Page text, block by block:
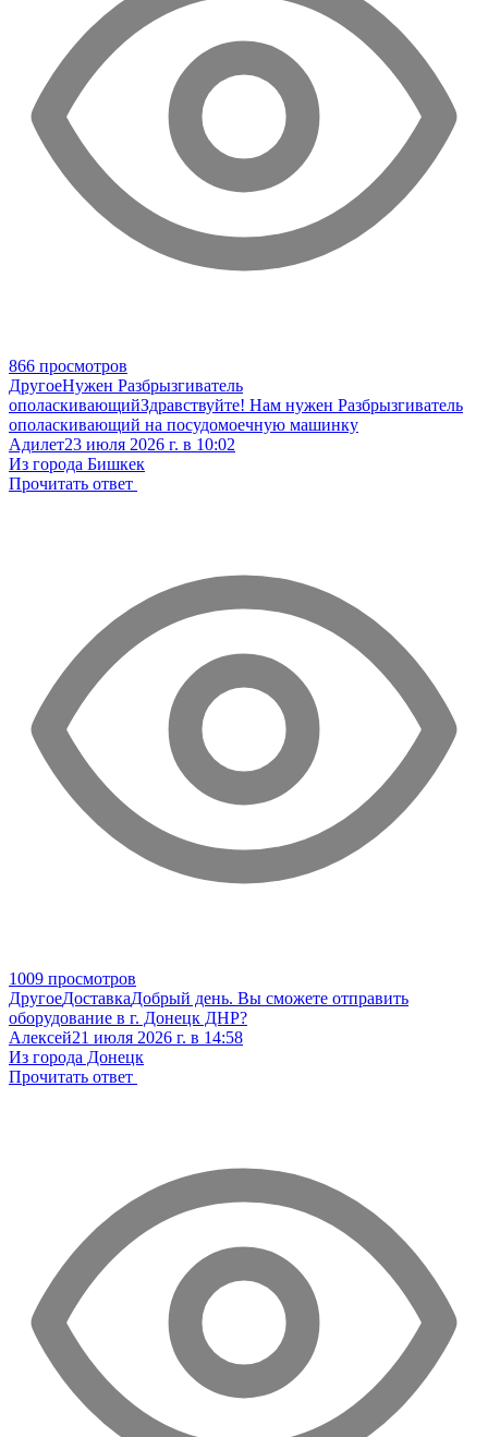
866 просмотров
ДругоеНужен Разбрызгиватель
ополаскивающийЗдравствуйте! Нам нужен Разбрызгиватель
ополаскивающий на посудомоечную машинку
Адилет23 июля 2026 г. в 10:02
Из города Бишкек
Прочитать ответ
1009 просмотров
ДругоеДоставкаДобрый день. Вы сможете отправить
оборудование в г. Донецк ДНР?
Алексей21 июля 2026 г. в 14:58
Из города Донецк
Прочитать ответ